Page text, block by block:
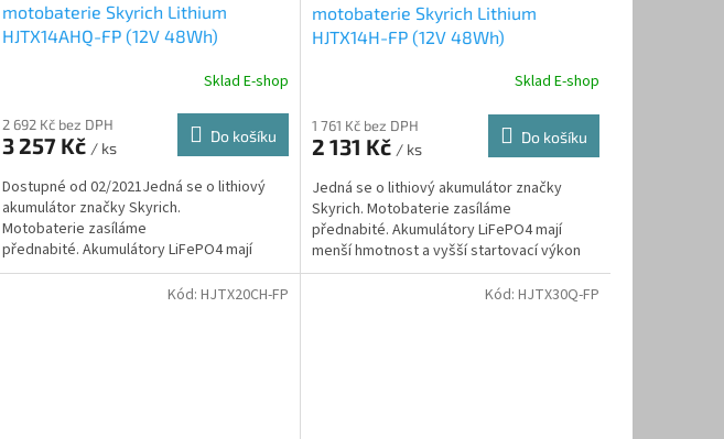
motobaterie Skyrich Lithium
HJTX14AHQ-FP (12V 48Wh)
Sklad E-shop
2 692 Kč bez DPH
3 257 Kč / ks
Do košíku
Dostupné od 02/2021Jedná se o lithiový
akumulátor značky Skyrich.
Motobaterie zasíláme
přednabité. Akumulátory LiFePO4 mají
menší hmotnost a vyšší startovací...
motobaterie Skyrich Lithium
HJTX14H-FP (12V 48Wh)
Sklad E-shop
1 761 Kč bez DPH
2 131 Kč / ks
Do košíku
Jedná se o lithiový akumulátor značky
Skyrich. Motobaterie zasíláme
přednabité. Akumulátory LiFePO4 mají
menší hmotnost a vyšší startovací výkon
než...
Kód: HJTX20CH-FP Kód: HJTX30Q-FP